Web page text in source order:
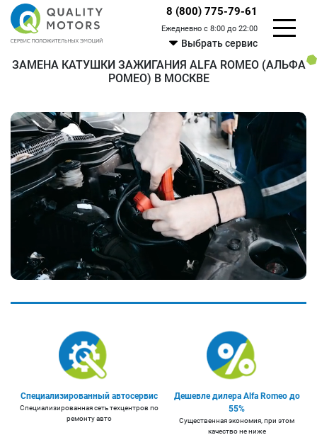
8 (800) 775-79-61
Ежедневно с 8:00 до 22:00
Выбрать сервис
ЗАМЕНА КАТУШКИ ЗАЖИГАНИЯ ALFA ROMEO (АЛЬФА
РОМЕО) В МОСКВЕ
Специализированный автосервис
Специализированная сеть техцентров по
ремонту авто
Дешевле дилера Alfa Romeo до
55%
Существенная экономия, при этом
качество не ниже